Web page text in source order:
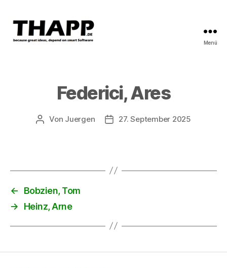
Menü
Federici, Ares
Beitragsautor
Von Juergen Beitragsdatum
27. September 2025
←
Bobzien, Tom
→
Heinz, Arne